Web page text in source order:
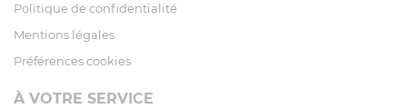
Politique de confidentialité
Mentions légales
Préférences cookies
À VOTRE SERVICE